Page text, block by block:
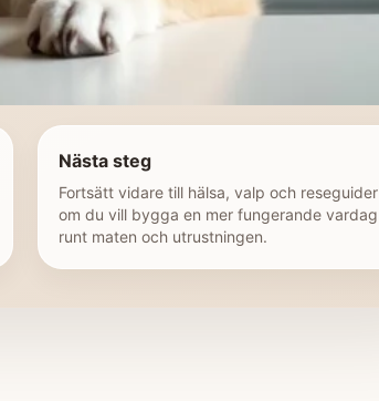
Nästa steg
Fortsätt vidare till hälsa, valp och reseguider
om du vill bygga en mer fungerande vardag
runt maten och utrustningen.